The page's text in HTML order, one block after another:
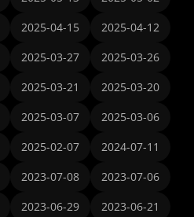
2025-04-15
2025-04-12
2025-03-27
2025-03-26
2025-03-21
2025-03-20
2025-03-07
2025-03-06
2025-02-07
2024-07-11
2023-07-08
2023-07-06
2023-06-29
2023-06-21